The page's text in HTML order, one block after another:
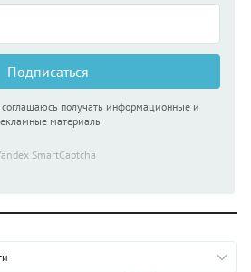
Подписаться
получать информационные и
материалы
SmartCaptcha